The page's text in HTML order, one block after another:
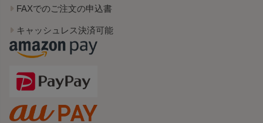
FAXでのご注文の申込書
キャッシュレス決済可能